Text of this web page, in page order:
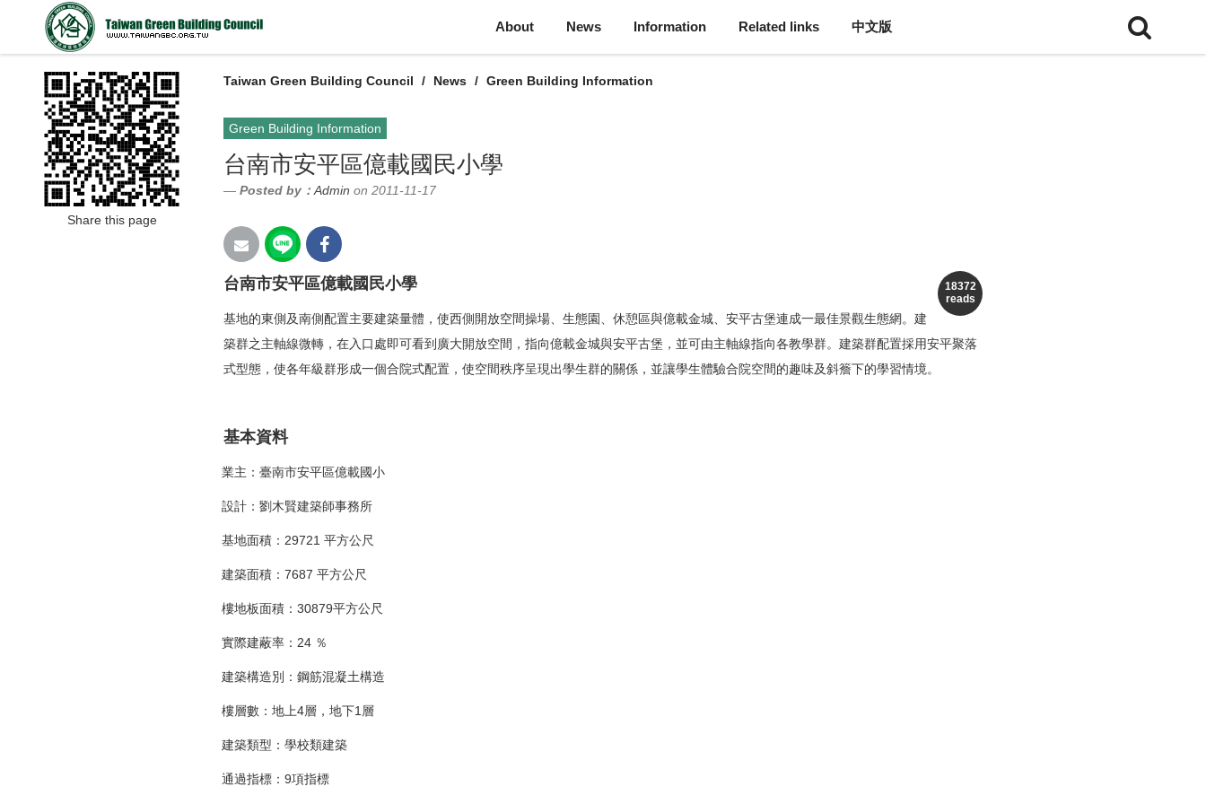
About News Information Related links 中文版
Taiwan Green Building Council News Green Building Information
Green Building Information
台南市安平區億載國民小學
Posted by： Admin on 2011-11-17
18372
reads
台南市安平區億載國民小學
基地的東側及南側配置主要建築量體，使西側開放空間操場、生態園、休憩區與億載金城、安平古堡連成一最佳景觀生態網。建
築群之主軸線微轉，在入口處即可看到廣大開放空間，指向億載金城與安平古堡，並可由主軸線指向各教學群。建築群配置採用安平聚落
式型態，使各年級群形成一個合院式配置，使空間秩序呈現出學生群的關係，並讓學生體驗合院空間的趣味及斜簷下的學習情境。
基本資料
業主：臺南市安平區億載國小
設計：劉木賢建築師事務所
基地面積：29721 平方公尺
建築面積：7687 平方公尺
樓地板面積：30879平方公尺
實際建蔽率：24 ％
建築構造別：鋼筋混凝土構造
樓層數：地上4層，地下1層
建築類型：學校類建築
通過指標：9項指標
Share this page